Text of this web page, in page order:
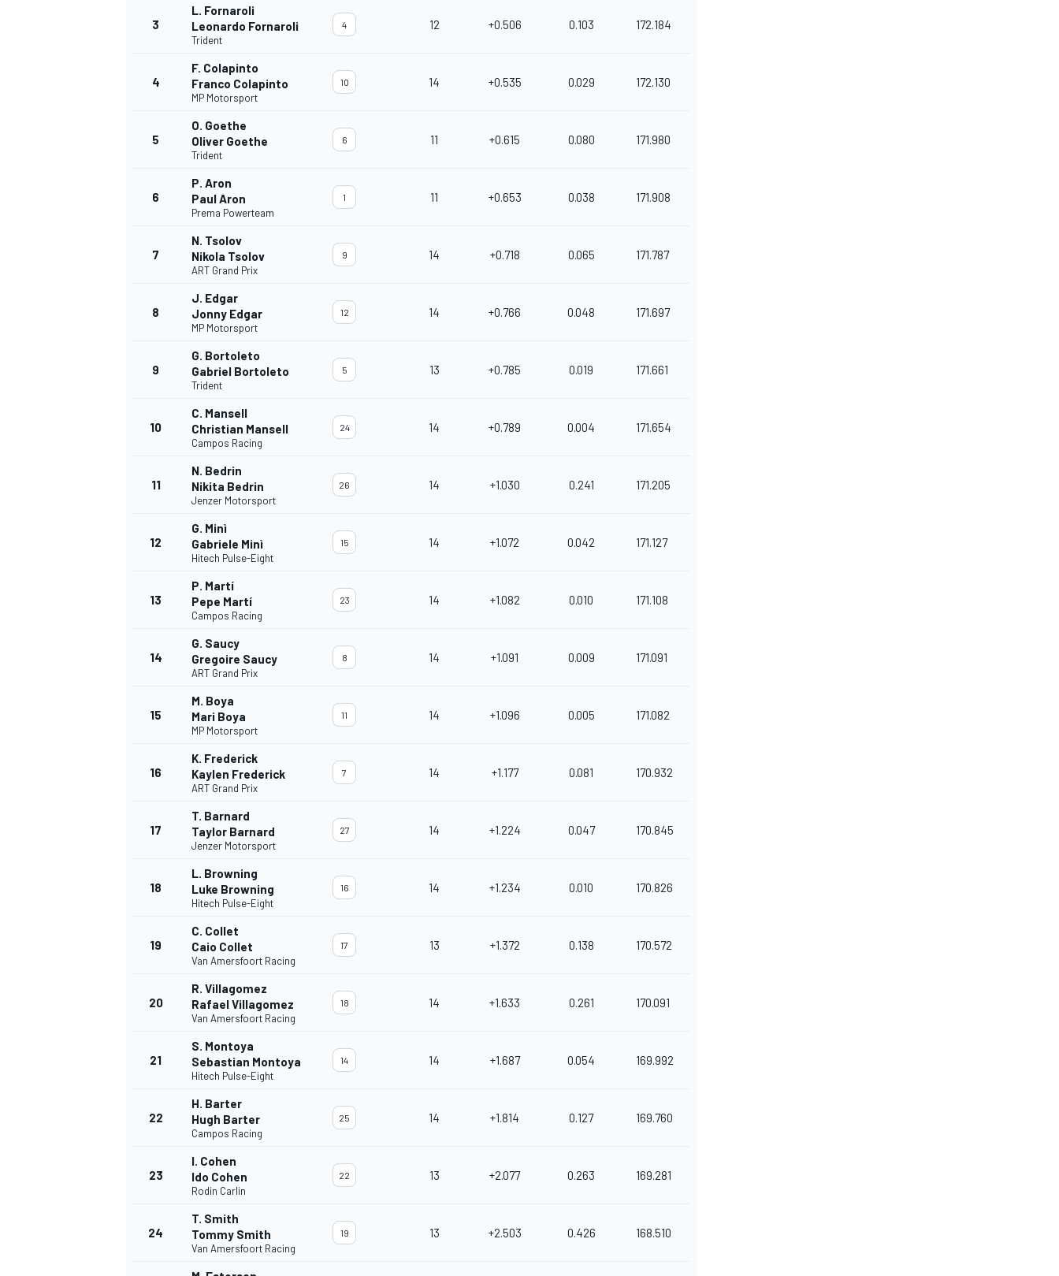
MÁS CATEGORÍAS
3
L. Fornaroli
Leonardo Fornaroli
Trident
4 12 +0.506 0.103 172.184
4
F. Colapinto
Franco Colapinto
MP Motorsport
10 14 +0.535 0.029 172.130
5
O. Goethe
Oliver Goethe
Trident
6 11 +0.615 0.080 171.980
6
P. Aron
Paul Aron
Prema Powerteam
1 11 +0.653 0.038 171.908
7
N. Tsolov
Nikola Tsolov
ART Grand Prix
9 14 +0.718 0.065 171.787
8
J. Edgar
Jonny Edgar
MP Motorsport
12 14 +0.766 0.048 171.697
9
G. Bortoleto
Gabriel Bortoleto
Trident
5 13 +0.785 0.019 171.661
10
C. Mansell
Christian Mansell
Campos Racing
24 14 +0.789 0.004 171.654
11
N. Bedrin
Nikita Bedrin
Jenzer Motorsport
26 14 +1.030 0.241 171.205
12
G. Minì
Gabriele Minì
Hitech Pulse-Eight
15 14 +1.072 0.042 171.127
13
P. Martí
Pepe Martí
Campos Racing
23 14 +1.082 0.010 171.108
14
G. Saucy
Gregoire Saucy
ART Grand Prix
8 14 +1.091 0.009 171.091
15
M. Boya
Mari Boya
MP Motorsport
11 14 +1.096 0.005 171.082
16
K. Frederick
Kaylen Frederick
ART Grand Prix
7 14 +1.177 0.081 170.932
17
T. Barnard
Taylor Barnard
Jenzer Motorsport
27 14 +1.224 0.047 170.845
18
L. Browning
Luke Browning
Hitech Pulse-Eight
16 14 +1.234 0.010 170.826
19
C. Collet
Caio Collet
Van Amersfoort Racing
17 13 +1.372 0.138 170.572
20
R. Villagomez
Rafael Villagomez
Van Amersfoort Racing
18 14 +1.633 0.261 170.091
21
S. Montoya
Sebastian Montoya
Hitech Pulse-Eight
14 14 +1.687 0.054 169.992
22
H. Barter
Hugh Barter
Campos Racing
25 14 +1.814 0.127 169.760
23
I. Cohen
Ido Cohen
Rodin Carlin
22 13 +2.077 0.263 169.281
24
T. Smith
Tommy Smith
Van Amersfoort Racing
19 13 +2.503 0.426 168.510